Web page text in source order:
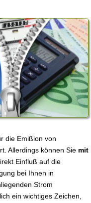
die Emißion von
Allerdings können Sie mit
Einfluß auf die
bei Ihnen in
Strom
ein wichtiges Zeichen,